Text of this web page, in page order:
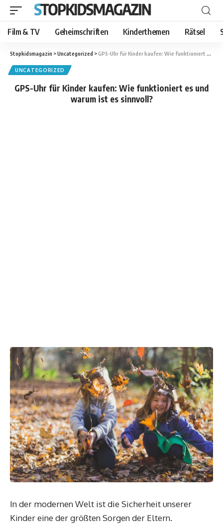
Film & TV Geheimschriften Kinderthemen Rätsel
Stopkidsmagazin >Uncategorized >GPS-Uhr für Kinder kaufen: Wie funktioniert es und warum ist es sinnvoll?
UNCATEGORIZED
GPS-Uhr für Kinder kaufen: Wie funktioniert es und
warum ist es sinnvoll?
In der modernen Welt ist die Sicherheit unserer
Kinder eine der größten Sorgen der Eltern.